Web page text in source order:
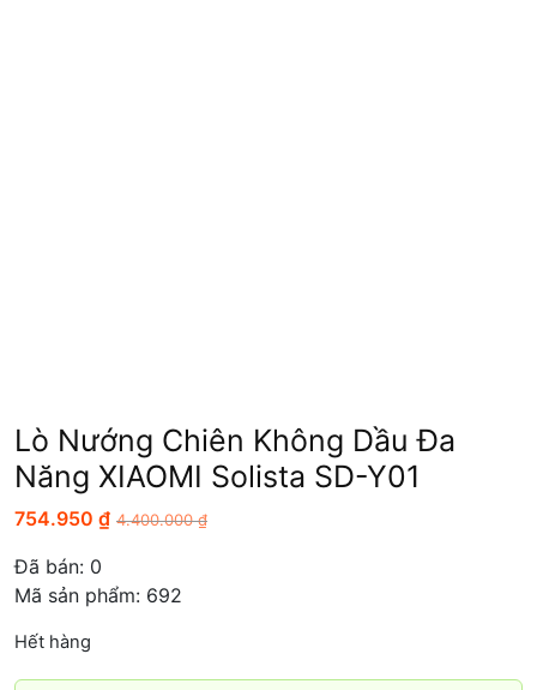
Lò Nướng Chiên Không Dầu Đa
Năng XIAOMI Solista SD-Y01
754.950 ₫ 4.400.000₫
Đã bán: 0
Mã sản phẩm: 692
Hết hàng